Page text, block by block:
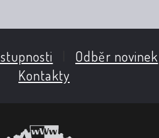
Odběr novinek
Kontakty